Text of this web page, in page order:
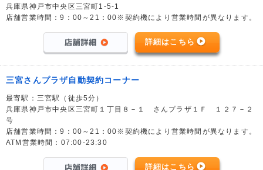
兵庫県神戸市中央区三宮町1-5-1
店舗営業時間：9：00～21：00※契約機により営業時間が異なります。
詳細はこちら
三宮さんプラザ自動契約コーナー
最寄駅：三宮駅（徒歩5分）
兵庫県神戸市中央区三宮町１丁目８－１ さんプラザ１Ｆ １２７－２
号
店舗営業時間：9：00～21：00※契約機により営業時間が異なります。
ATM営業時間：07:00-23:30
詳細はこちら